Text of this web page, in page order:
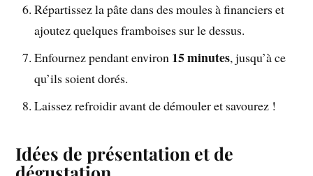
Répartissez la pâte dans des moules à financiers et
ajoutez quelques framboises sur le dessus.
Enfournez pendant environ 15 minutes, jusqu’à ce
qu’ils soient dorés.
Laissez refroidir avant de démouler et savourez !
Idées de présentation et de